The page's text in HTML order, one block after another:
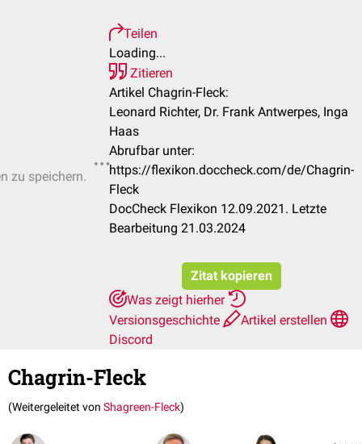
zu speichern.
Teilen
Loading...
Zitieren
Artikel Chagrin-Fleck:
Leonard Richter, Dr. Frank Antwerpes, Inga
Haas
Abrufbar unter:
https://flexikon.doccheck.com/de/Chagrin-
Fleck
DocCheck Flexikon 12.09.2021. Letzte
Bearbeitung 21.03.2024
Zitat kopieren
Was zeigt hierher
Versionsgeschichte
Artikel erstellen
Discord
Chagrin-Fleck
(Weitergeleitet von Shagreen-Fleck)